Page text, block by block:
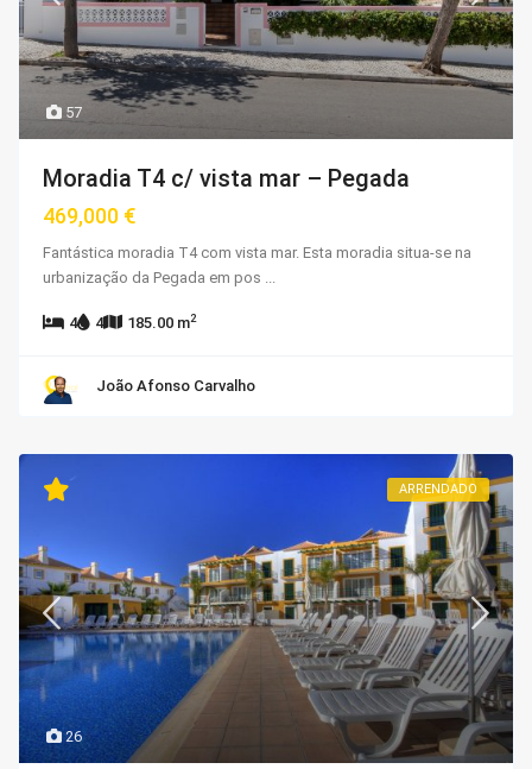
57
Moradia T4 c/ vista mar – Pegada
469,000 €
Fantástica moradia T4 com vista mar. Esta moradia situa-se na
urbanização da Pegada em pos ...
4 4 185.00 m2
João Afonso Carvalho
26
ARRENDADO